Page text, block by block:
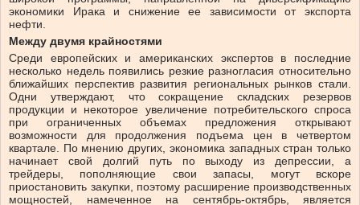
экономики Ирака и снижение ее зависимости от экспорта
нефти.
Между двумя крайностями
Среди европейских и американских экспертов в последние
несколько недель появились резкие разногласия относительно
ближайших перспектив развития региональных рынков стали.
Одни утверждают, что сокращение складских резервов
продукции и некоторое увеличение потребительского спроса
при ограниченных объемах предложения открывают
возможности для продолжения подъема цен в четвертом
квартале. По мнению других, экономика западных стран только
начинает свой долгий путь по выходу из депрессии, а
трейдеры, пополняющие свои запасы, могут вскоре
приостановить закупки, поэтому расширение производственных
мощностей, намеченное на сентябрь-октябрь, является